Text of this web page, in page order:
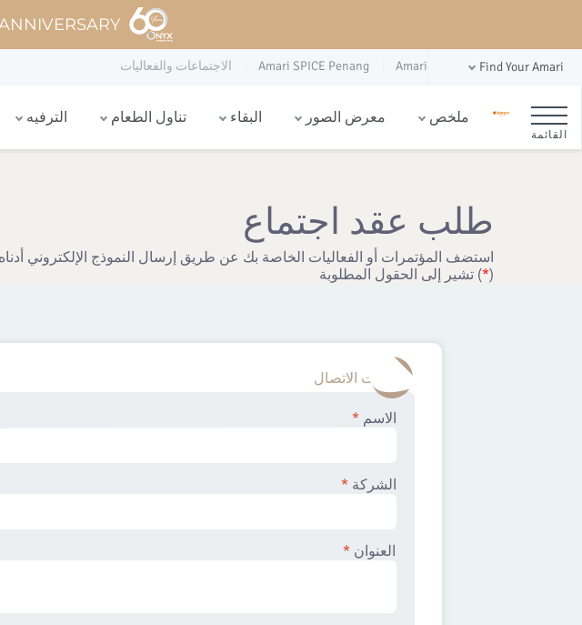
Find Your Amari
Amari
Amari SPICE Penang الاجتماعات والفعاليات
القائمة
ملخص معرض الصور البقاء تناول الطعام الترفيه
طلب عقد اجتماع
استضف المؤتمرات أو الفعاليات الخاصة بك عن طريق إرسال النموذج الإلكتروني
(
*) تشير إلى الحقول المطلوبة
معلومات الاتصال
الاسم*
الشركة*
العنوان *